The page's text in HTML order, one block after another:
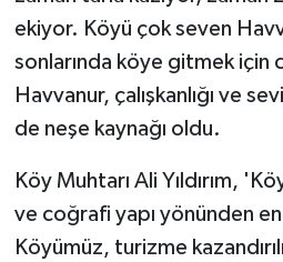
ekiyor. Köyü çok seven
sonlarında köye gitmek için
Havvanur, çalışkanlığı ve
de neşe kaynağı oldu.
Köy Muhtarı Ali Yıldırım,
ve coğrafi yapı yönünden
Köyümüz, turizme